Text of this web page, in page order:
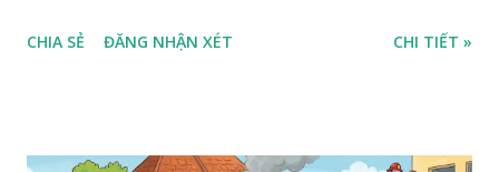
CHIA SẺ ĐĂNG NHẬN XÉT CHI TIẾT »